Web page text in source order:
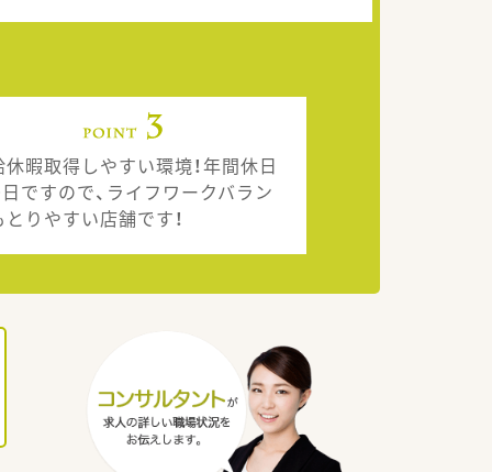
休暇取得しやすい環境！年間休日
ですので、ライフワークバラン
りやすい店舗です！